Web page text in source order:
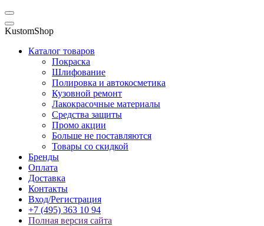
KustomShop
Каталог товаров
Покраска
Шлифование
Полировка и автокосметика
Кузовной ремонт
Лакокрасочные материалы
Средства защиты
Промо акции
Больше не поставляются
Товары со скидкой
Бренды
Оплата
Доставка
Контакты
Вход/Регистрация
+7 (495) 363 10 94
Полная версия сайта